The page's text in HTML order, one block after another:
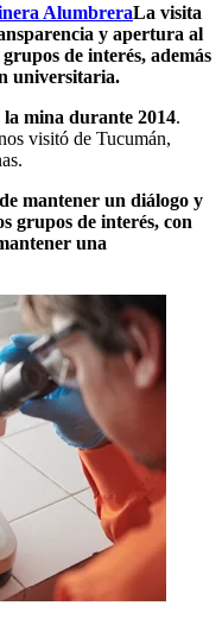
La visita
y apertura al
de interés, además
universitaria.
la mina durante 2014.
visitó de Tucumán,
mantener un diálogo y
grupos de interés, con
una